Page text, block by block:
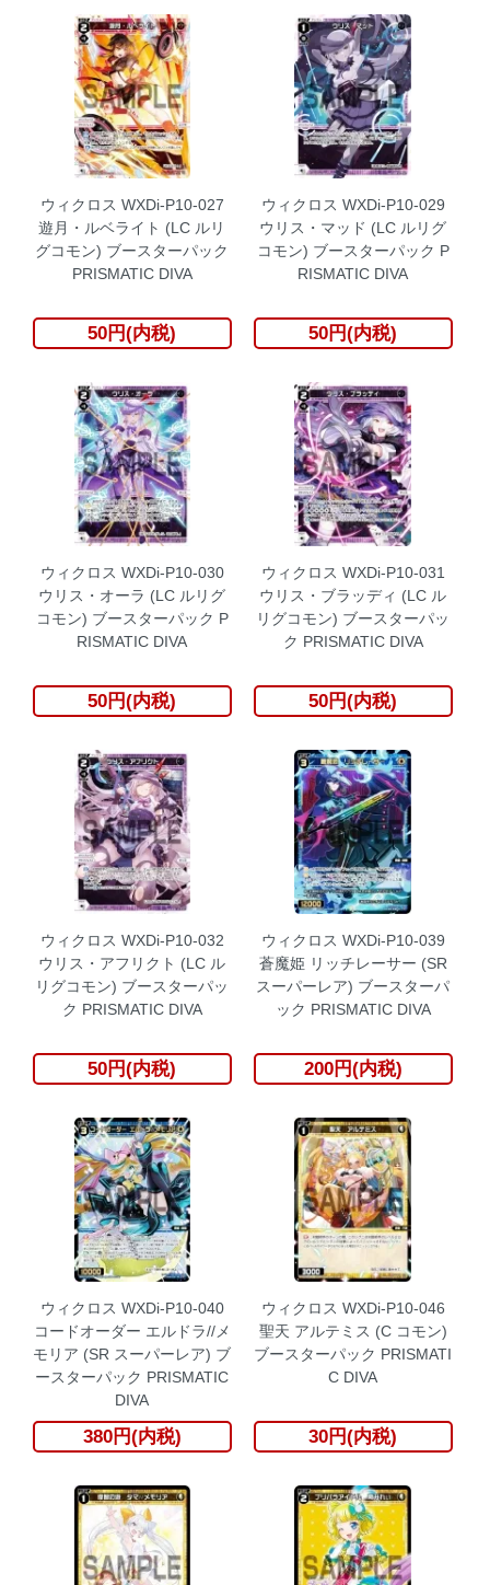
ウィクロス WXDi-P10-027
遊月・ルベライト (LC ルリ
グコモン) ブースターパック
PRISMATIC DIVA
50円(内税)
ウィクロス WXDi-P10-029
ウリス・マッド (LC ルリグ
コモン) ブースターパック P
RISMATIC DIVA
50円(内税)
ウィクロス WXDi-P10-030
ウリス・オーラ (LC ルリグ
コモン) ブースターパック P
RISMATIC DIVA
50円(内税)
ウィクロス WXDi-P10-031
ウリス・ブラッディ (LC ル
リグコモン) ブースターパッ
ク PRISMATIC DIVA
50円(内税)
ウィクロス WXDi-P10-032
ウリス・アフリクト (LC ル
リグコモン) ブースターパッ
ク PRISMATIC DIVA
50円(内税)
ウィクロス WXDi-P10-039
蒼魔姫 リッチレーサー (SR
スーパーレア) ブースターパ
ック PRISMATIC DIVA
200円(内税)
ウィクロス WXDi-P10-040
コードオーダー エルドラ//メ
モリア (SR スーパーレア) ブ
ースターパック PRISMATIC
DIVA
380円(内税)
ウィクロス WXDi-P10-046
聖天 アルテミス (C コモン)
ブースターパック PRISMATI
C DIVA
30円(内税)